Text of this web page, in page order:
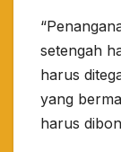
setengah
harus
yang
harus